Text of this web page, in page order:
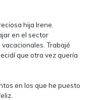
hija Irene.
en el sector
Trabajé
que otra vez quería
en los que he puesto